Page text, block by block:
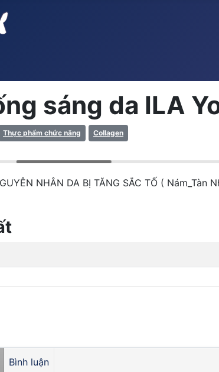
sáng da ILA
Thực phẩm chức năng Collagen
NHÂN DA BỊ TĂNG SẮC TỐ ( Nám_Tàn
Bình luận